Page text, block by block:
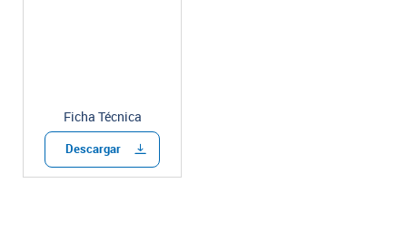
Ficha Técnica
Descargar